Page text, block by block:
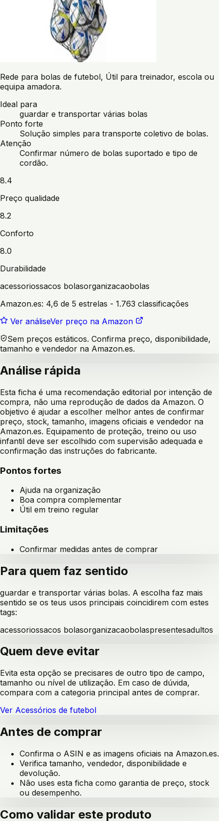
Rede para bolas de futebol, Útil para treinador, escola ou
equipa amadora.
Ideal para
guardar e transportar várias bolas
Ponto forte
Solução simples para transporte coletivo de bolas.
Atenção
Confirmar número de bolas suportado e tipo de
cordão.
8.4
Preço qualidade
8.2
Conforto
8.0
Durabilidade
acessoriossacos bolasorganizacaobolas
Amazon.es: 4,6 de 5 estrelas - 1.763 classificações
Ver análiseVer preço na Amazon
Sem preços estáticos. Confirma preço, disponibilidade,
tamanho e vendedor na Amazon.es.
Análise rápida
Esta ficha é uma recomendação editorial por intenção de
compra, não uma reprodução de dados da Amazon. O
objetivo é ajudar a escolher melhor antes de confirmar
preço, stock, tamanho, imagens oficiais e vendedor na
Amazon.es. Equipamento de proteção, treino ou uso
infantil deve ser escolhido com supervisão adequada e
confirmação das instruções do fabricante.
Pontos fortes
Ajuda na organização
Boa compra complementar
Útil em treino regular
Limitações
Confirmar medidas antes de comprar
Para quem faz sentido
guardar e transportar várias bolas. A escolha faz mais
sentido se os teus usos principais coincidirem com estes
tags:
acessoriossacos bolasorganizacaobolaspresentesadultos
Quem deve evitar
Evita esta opção se precisares de outro tipo de campo,
tamanho ou nível de utilização. Em caso de dúvida,
compara com a categoria principal antes de comprar.
Ver Acessórios de futebol
Antes de comprar
Confirma o ASIN e as imagens oficiais na Amazon.es.
Verifica tamanho, vendedor, disponibilidade e
devolução.
Não uses esta ficha como garantia de preço, stock
ou desempenho.
Como validar este produto